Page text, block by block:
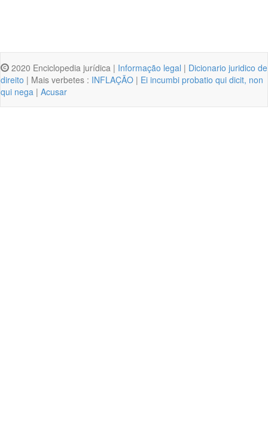
2020 Enciclopedia jurídica | Informação legal | Dicionario juridico de
direito | Mais verbetes : INFLAÇÃO | Ei incumbi probatio qui dicit, non
qui nega | Acusar